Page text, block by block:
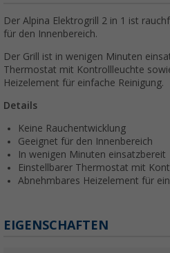
Der Alpina Elektrogrill 2 in 1 ist
für den Innenbereich.
Der Grill ist in wenigen Minuten
Thermostat mit Kontrollleuchte
Heizelement für einfache Reinigung.
Details
Keine Rauchentwicklung
Geeignet für den Innenbereich
In wenigen Minuten einsatzbereit
Einstellbarer Thermostat mit
Abnehmbares Heizelement für
EIGENSCHAFTEN